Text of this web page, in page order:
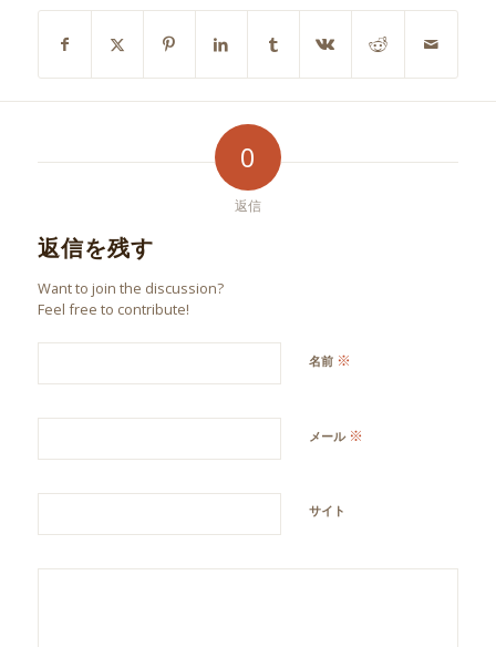
0
返信
返信を残す
Want to join the discussion?
Feel free to contribute!
名前 ※
メール ※
サイト